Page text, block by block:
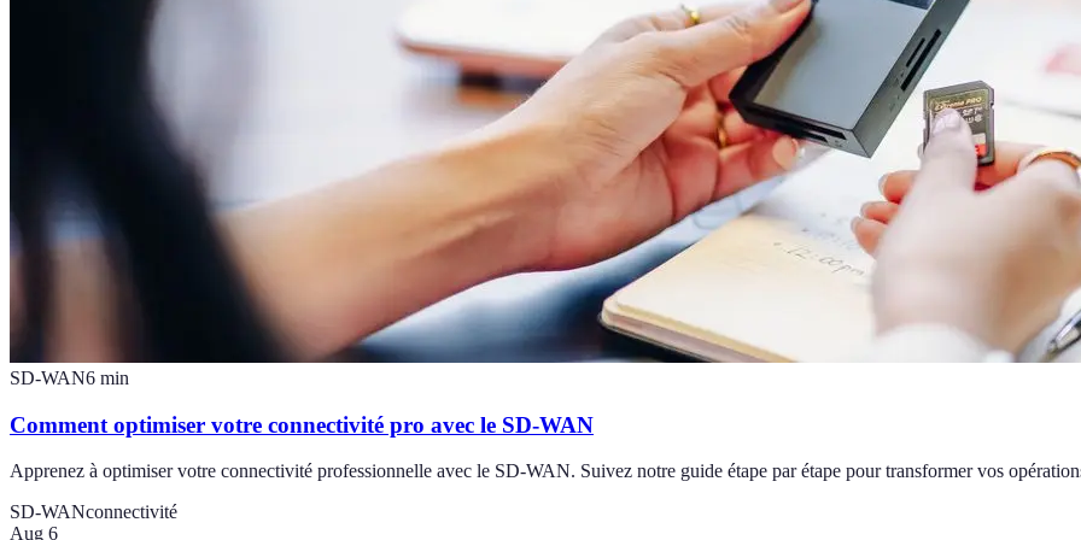
SD-WAN6 min
Comment optimiser votre connectivité pro avec le SD-WAN
Apprenez à optimiser votre connectivité professionnelle avec le SD-WAN. Suivez notre guide étape par étape pour transformer vos
SD-WANconnectivité
Aug 6